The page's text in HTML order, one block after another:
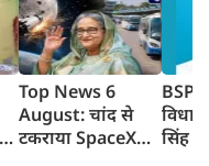
Top News 6
August: चांद से
टकराया SpaceX
BSP
सिंह